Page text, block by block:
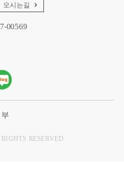
오시는길
00569
RESERVED